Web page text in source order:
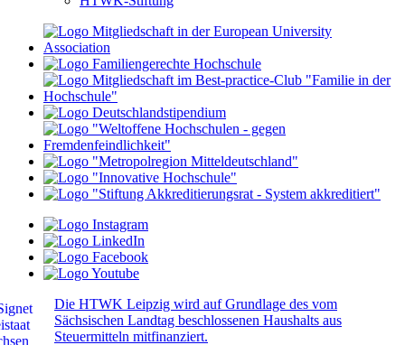
Die HTWK Leipzig wird auf Grundlage des vom
Sächsischen Landtag beschlossenen Haushalts aus
Steuermitteln mitfinanziert.